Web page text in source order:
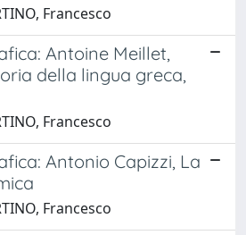
Francesco
Antoine Meillet,
della lingua greca,
Francesco
Antonio Capizzi, La
Francesco